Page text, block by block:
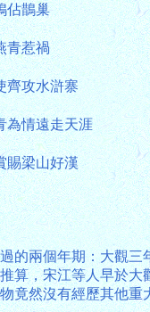
佔鵲巢
青惹禍
齊攻水滸寨
為情遠走天涯
賜梁山好漢
的兩個年期：大觀
算，宋江等人早於
竟然沒有經歷其他